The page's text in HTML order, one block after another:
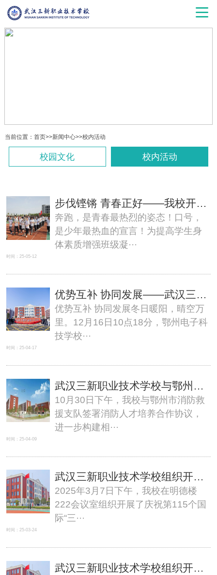
当前位置： 首页>>新闻中心>>校内活动
校园文化 校内活动
步伐铿锵 青春正好——我校开展跑操大比武活动
奔跑，是青春最热烈的姿态！口号，
是少年最热血的宣言！为提高学生身
体素质增强班级凝···
时间：25-05-12
优势互补 协同发展——武汉三新职业技术学校正式加挂“鄂州电子科技学校”校牌
优势互补 协同发展冬日暖阳，晴空万
里。12月16日10点18分，鄂州电子科
技学校···
时间：25-04-17
武汉三新职业技术学校与鄂州市消防救援支队签署消防人才培养合作协议
10月30日下午，我校与鄂州市消防救
援支队签署消防人才培养合作协议，
进一步构建相···
时间：25-04-09
武汉三新职业技术学校组织开展庆祝第115个国际“三八”妇女节活动
2025年3月7日下午，我校在明德楼
222会议室组织开展了庆祝第115个国
际“三···
时间：25-03-24
武汉三新职业技术学校组织开展庆祝第115个国际“三八”妇女节活动